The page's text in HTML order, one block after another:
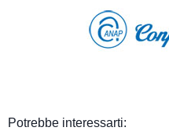
Potrebbe interessarti: